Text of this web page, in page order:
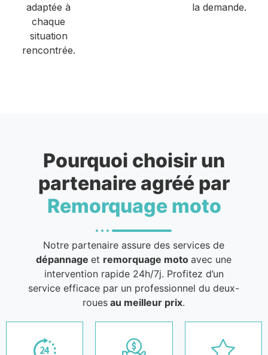
adaptée à
chaque
situation
rencontrée.
la demande.
Pourquoi choisir un
partenaire agréé par
Remorquage moto
Notre partenaire assure des services de
dépannageet remorquage motoavec une
intervention rapide 24h/7j. Profitez d’un
service efficace par un professionnel du deux-
roues au meilleur prix.